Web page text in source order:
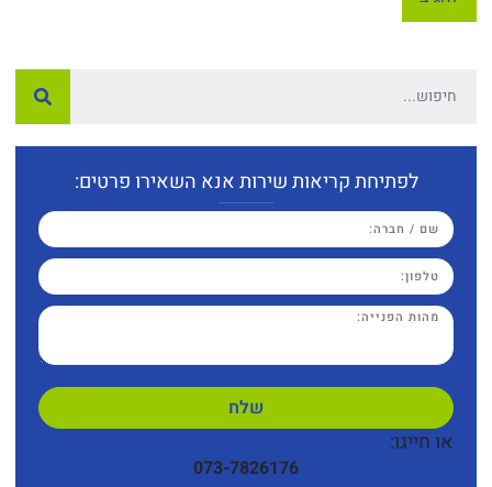
לפתיחת קריאות שירות אנא השאירו פרטים:
שלח
או חייגו:
073-7826176